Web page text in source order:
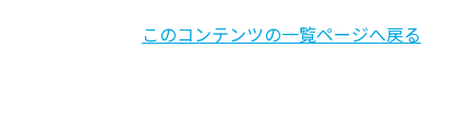
このコンテンツの一覧ページへ戻る